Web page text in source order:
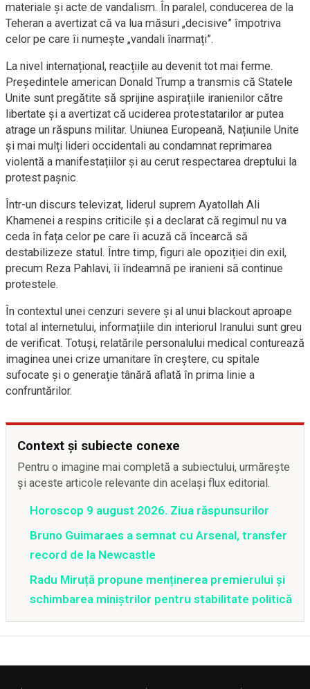
materiale și acte de vandalism. În paralel, conducerea de la
Teheran a avertizat că va lua măsuri „decisive” împotriva
celor pe care îi numește „vandali înarmați”.
La nivel internațional, reacțiile au devenit tot mai ferme.
Președintele american Donald Trump a transmis că Statele
Unite sunt pregătite să sprijine aspirațiile iranienilor către
libertate și a avertizat că uciderea protestatarilor ar putea
atrage un răspuns militar. Uniunea Europeană, Națiunile Unite
și mai mulți lideri occidentali au condamnat reprimarea
violentă a manifestațiilor și au cerut respectarea dreptului la
protest pașnic.
Într-un discurs televizat, liderul suprem Ayatollah Ali
Khamenei a respins criticile și a declarat că regimul nu va
ceda în fața celor pe care îi acuză că încearcă să
destabilizeze statul. Între timp, figuri ale opoziției din exil,
precum Reza Pahlavi, îi îndeamnă pe iranieni să continue
protestele.
În contextul unei cenzuri severe și al unui blackout aproape
total al internetului, informațiile din interiorul Iranului sunt greu
de verificat. Totuși, relatările personalului medical conturează
imaginea unei crize umanitare în creștere, cu spitale
sufocate și o generație tânără aflată în prima linie a
confruntărilor.
Context și subiecte conexe
Pentru o imagine mai completă a subiectului, urmărește
și aceste articole relevante din același flux editorial.
Horoscop 9 august 2026. Ziua răspunsurilor
Bruno Guimaraes a semnat cu Arsenal, transfer
record de la Newcastle
Radu Miruță propune menținerea premierului și
schimbarea miniștrilor pentru stabilitate politică